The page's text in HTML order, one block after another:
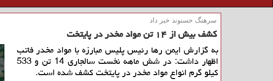
سرهنگ حسنوند خبر داد
كشف بیش از ۱۴ تن مواد مخدر در پایتخت
به گزارش ایمن رها رئیس پلیس مبارزه با مواد مخدر فاتب
اظهار داشت: در شش ماهه نخست سالجاری 14 تن و 533
كیلو گرم انواع مواد مخدر در پایتخت كشف شده است.